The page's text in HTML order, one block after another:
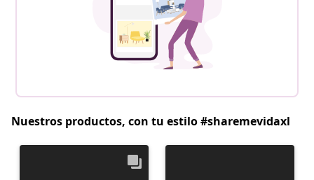
Nuestros productos, con tu estilo #sharemevidaxl